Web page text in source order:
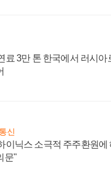
료 3만 톤 한국에서 러시
신
이닉스 소극적 주주환원에
문"